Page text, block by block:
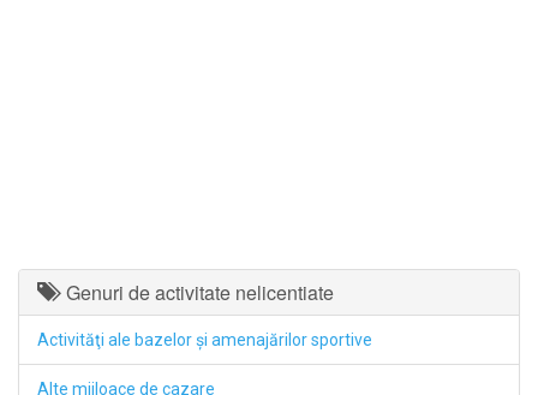
Genuri de activitate nelicentiate
Activităţi ale bazelor şi amenajărilor sportive
Alte mijloace de cazare